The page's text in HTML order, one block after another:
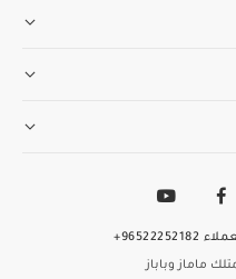
ماماز وباباز
96522252182+